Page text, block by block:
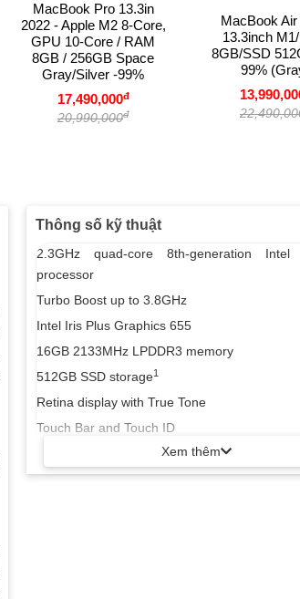
Thông số kỹ thuật
2.3GHz quad-core 8th-generation
processor
Turbo Boost up to 3.8GHz
Intel Iris Plus Graphics 655
16GB 2133MHz LPDDR3 memory
512GB SSD storage1
Retina display with True Tone
Touch Bar and Touch ID
Four Thunderbolt 3 portsXem thêm
MacBook Pro 13.3in
2022 - Apple M2 8-Core,
GPU 10-Core / RAM
8GB / 256GB Space
Gray/Silver -99%
17,490,000đ
20,990,000đ
MacBook Air
13.3inch
8GB/SSD
99%